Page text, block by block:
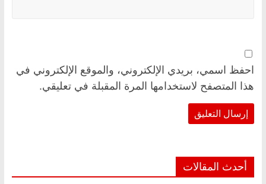
احفظ اسمي، بريدي الإلكتروني، والموقع الإلكتروني في
هذا المتصفح لاستخدامها المرة المقبلة في تعليقي.
أحدث المقالات